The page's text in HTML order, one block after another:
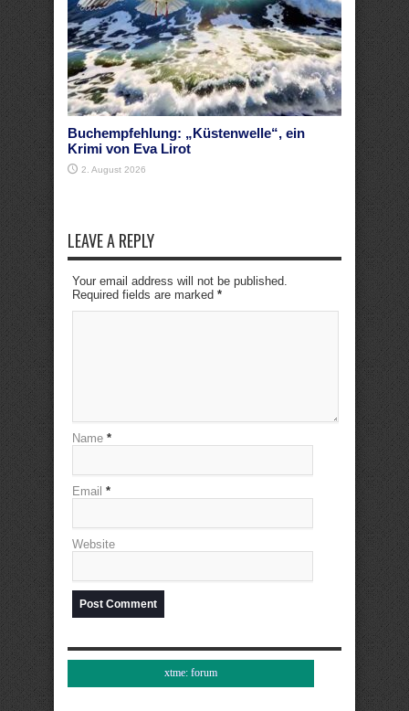
Buchempfehlung: „Küstenwelle“, ein
Krimi von Eva Lirot
2. August 2026
LEAVE A REPLY
Your email address will not be published.
Required fields are marked *
Name *
Email *
Website
xtme: forum